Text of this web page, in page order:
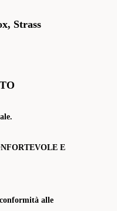
Strass
E
alle